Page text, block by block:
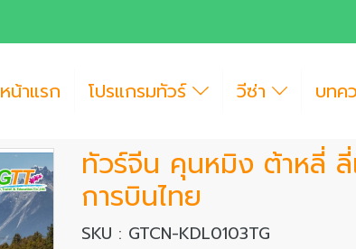
หน้าแรก โปรแกรมทัวร์ วีซ่า บทค
ทัวร์จีน คุนหมิง ต้าหลี่
การบินไทย
SKU : GTCN-KDL0103TG